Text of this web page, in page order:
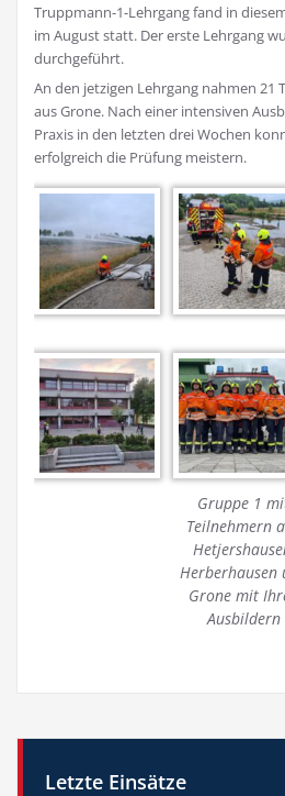
Truppmann-1-Lehrgang fand in
im August statt. Der erste Lehrgang
durchgeführt.
An den jetzigen Lehrgang nahmen 21
aus Grone. Nach einer intensiven
Praxis in den letzten drei Wochen
erfolgreich die Prüfung meistern.
Gruppe 1
Teilnehmern
Herberhausen
Grone mit
Ausbildern
Letzte Einsätze